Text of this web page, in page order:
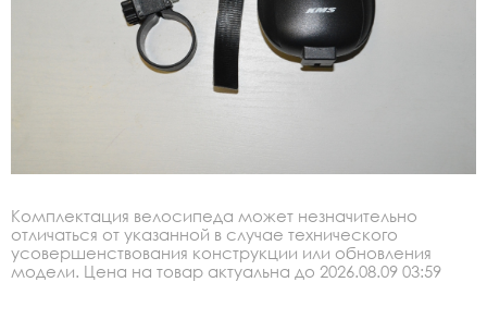
Комплектация велосипеда может незначительно
отличаться от указанной в случае технического
усовершенствования конструкции или обновления
модели. Цена на товар актуальна до 2026.08.09 03:59